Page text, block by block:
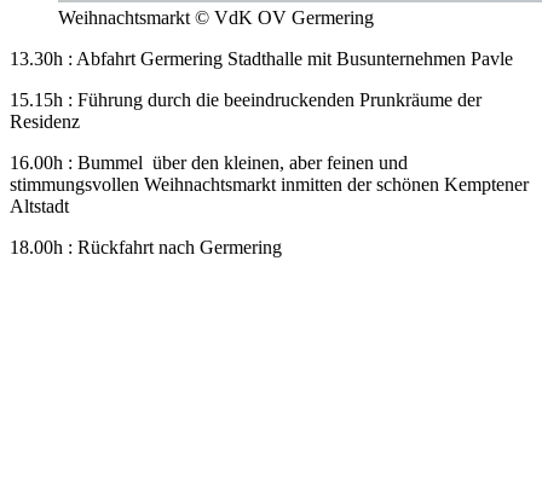
Weihnachtsmarkt © VdK OV Germering
13.30h : Abfahrt Germering Stadthalle mit Busunternehmen Pavle
15.15h : Führung durch die beeindruckenden Prunkräume der
Residenz
16.00h : Bummel über den kleinen, aber feinen und
stimmungsvollen Weihnachtsmarkt inmitten der schönen Kemptener
Altstadt
18.00h : Rückfahrt nach Germering